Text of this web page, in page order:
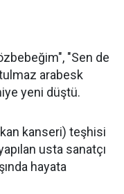
"Sen de
arabesk
yeni düştü.
kanseri) teşhisi
usta sanatçı
hayata